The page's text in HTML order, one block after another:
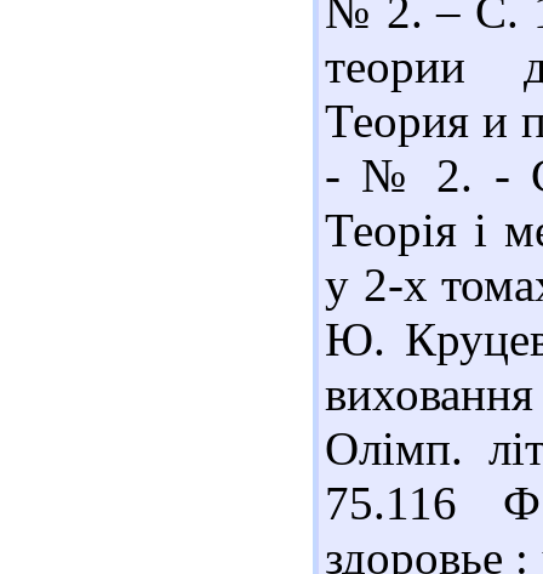
№ 2. – С.
теории
Теория и
- № 2. -
Теорія і
у 2-х
Ю.
Олімп.
75.116
здоровье